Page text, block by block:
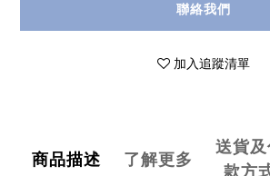
聯絡我們
加入追蹤清單
商品描述 了解更多
送貨
款方